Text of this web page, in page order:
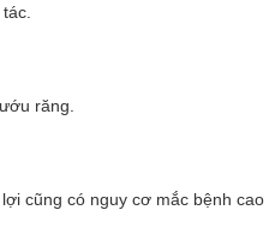
răng.
cũng có nguy cơ mắc bệnh cao